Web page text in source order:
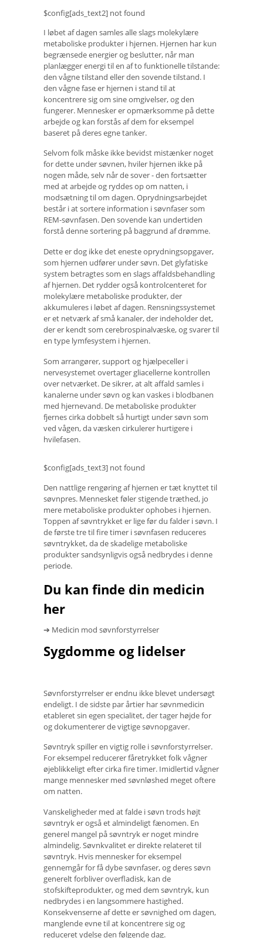
$config[ads_text2] not found
I løbet af dagen samles alle slags molekylære
metaboliske produkter i hjernen. Hjernen har kun
begrænsede energier og beslutter, når man
planlægger energi til en af ​​to funktionelle tilstande:
den vågne tilstand eller den sovende tilstand. I
den vågne fase er hjernen i stand til at
koncentrere sig om sine omgivelser, og den
fungerer. Mennesker er opmærksomme på dette
arbejde og kan forstås af dem for eksempel
baseret på deres egne tanker.
Selvom folk måske ikke bevidst mistænker noget
for dette under søvnen, hviler hjernen ikke på
nogen måde, selv når de sover - den fortsætter
med at arbejde og ryddes op om natten, i
modsætning til om dagen. Oprydningsarbejdet
består i at sortere information i søvnfaser som
REM-søvnfasen. Den sovende kan undertiden
forstå denne sortering på baggrund af drømme.
Dette er dog ikke det eneste oprydningsopgaver,
som hjernen udfører under søvn. Det glyfatiske
system betragtes som en slags affaldsbehandling
af hjernen. Det rydder også kontrolcenteret for
molekylære metaboliske produkter, der
akkumuleres i løbet af dagen. Rensningssystemet
er et netværk af små kanaler, der indeholder det,
der er kendt som cerebrospinalvæske, og svarer til
en type lymfesystem i hjernen.
Som arrangører, support og hjælpeceller i
nervesystemet overtager gliacellerne kontrollen
over netværket. De sikrer, at alt affald samles i
kanalerne under søvn og kan vaskes i blodbanen
med hjernevand. De metaboliske produkter
fjernes cirka dobbelt så hurtigt under søvn som
ved vågen, da væsken cirkulerer hurtigere i
hvilefasen.
$config[ads_text3] not found
Den nattlige rengøring af hjernen er tæt knyttet til
søvnpres. Mennesket føler stigende træthed, jo
mere metaboliske produkter ophobes i hjernen.
Toppen af ​​søvntrykket er lige før du falder i søvn. I
de første tre til fire timer i søvnfasen reduceres
søvntrykket, da de skadelige metaboliske
produkter sandsynligvis også nedbrydes i denne
periode.
Du kan finde din medicin
her
➔ Medicin mod søvnforstyrrelser
Sygdomme og lidelser
Søvnforstyrrelser er endnu ikke blevet undersøgt
endeligt. I de sidste par årtier har søvnmedicin
etableret sin egen specialitet, der tager højde for
og dokumenterer de vigtige søvnopgaver.
Søvntryk spiller en vigtig rolle i søvnforstyrrelser.
For eksempel reducerer fåretrykket folk vågner
øjeblikkeligt efter cirka fire timer. Imidlertid vågner
mange mennesker med søvnløshed meget oftere
om natten.
Vanskeligheder med at falde i søvn trods højt
søvntryk er også et almindeligt fænomen. En
generel mangel på søvntryk er noget mindre
almindelig. Søvnkvalitet er direkte relateret til
søvntryk. Hvis mennesker for eksempel
gennemgår for få dybe søvnfaser, og deres søvn
generelt forbliver overfladisk, kan de
stofskifteprodukter, og med dem søvntryk, kun
nedbrydes i en langsommere hastighed.
Konsekvenserne af dette er søvnighed om dagen,
manglende evne til at koncentrere sig og
reduceret ydelse den følgende dag.